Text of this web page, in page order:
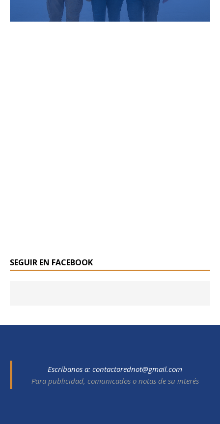
SEGUIR EN FACEBOOK
Escríbanos a: contactorednot@gmail.com
Para publicidad, comunicados o notas de su interés